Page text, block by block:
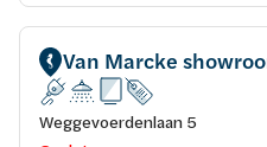
Van Marcke
Weggevoerdenlaan 5